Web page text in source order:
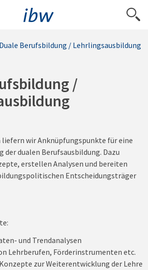
Duale Berufsbildung / Lehrlingsausbildung
/
liefern wir Anknüpfungspunkte für eine
der dualen Berufsausbildung. Dazu
erstellen Analysen und bereiten
Entscheidungsträger
und Trendanalysen
Lehrberufen, Förderinstrumenten etc.
zur Weiterentwicklung der Lehre